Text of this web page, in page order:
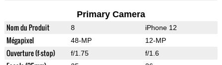
Primary Camera
Nom du Produit 8 iPhone 12
Mégapixel 48-MP 12-MP
Ouverture (f-stop) f/1.75 f/1.6